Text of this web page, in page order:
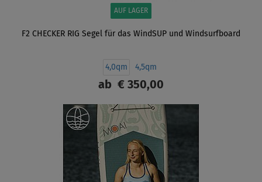
AUF LAGER
F2 CHECKER RIG Segel für das WindSUP und Windsurfboard
4,0qm 4,5qm
ab € 350,00
ANZEIGEN